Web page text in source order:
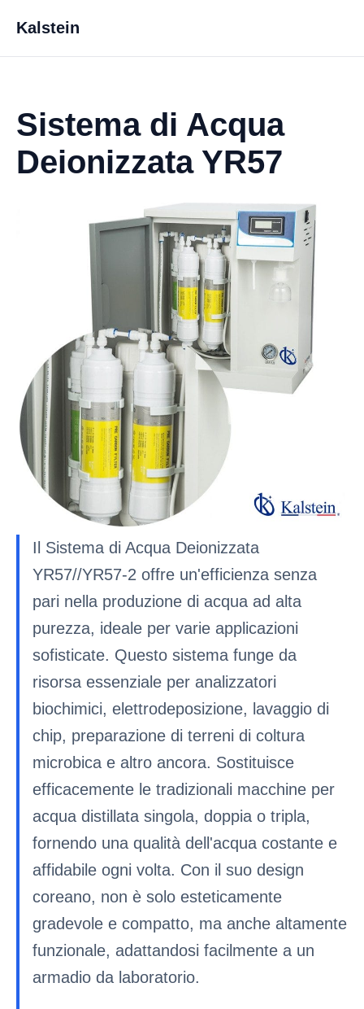
Kalstein
Sistema di Acqua
Deionizzata YR57
Il Sistema di Acqua Deionizzata
YR57//YR57-2 offre un'efficienza senza
pari nella produzione di acqua ad alta
purezza, ideale per varie applicazioni
sofisticate. Questo sistema funge da
risorsa essenziale per analizzatori
biochimici, elettrodeposizione, lavaggio di
chip, preparazione di terreni di coltura
microbica e altro ancora. Sostituisce
efficacemente le tradizionali macchine per
acqua distillata singola, doppia o tripla,
fornendo una qualità dell'acqua costante e
affidabile ogni volta. Con il suo design
coreano, non è solo esteticamente
gradevole e compatto, ma anche altamente
funzionale, adattandosi facilmente a un
armadio da laboratorio.